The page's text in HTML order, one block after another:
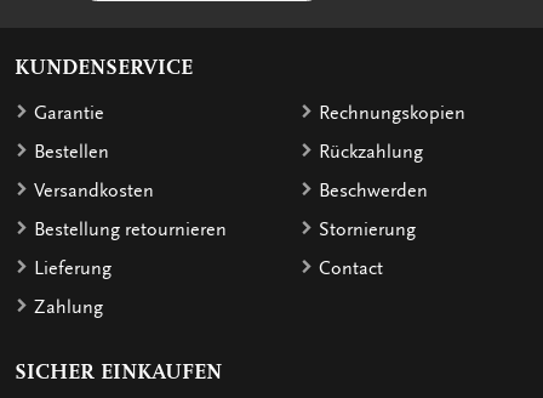
KUNDENSERVICE
Garantie
Bestellen
Versandkosten
Bestellung retournieren
Lieferung
Zahlung
Rechnungskopien
Rückzahlung
Beschwerden
Stornierung
Contact
SICHER EINKAUFEN